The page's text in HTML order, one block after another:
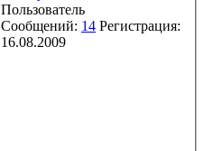
Пользователь
Сообщений: 14 Регистрация:
16.08.2009